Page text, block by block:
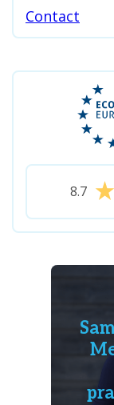
Contact
8.7